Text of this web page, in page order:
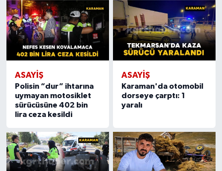
ASAYIŞ
Polisin “dur” ihtarına
uymayan motosiklet
sürücüsüne 402 bin
lira ceza kesildi
ASAYIŞ
Karaman'da otomobil
dorseye çarptı: 1
yaralı